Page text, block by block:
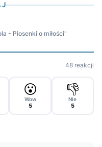
- Piosenki o miłości"
48 reakcji
😮
Wow
5
👎
Nie
5